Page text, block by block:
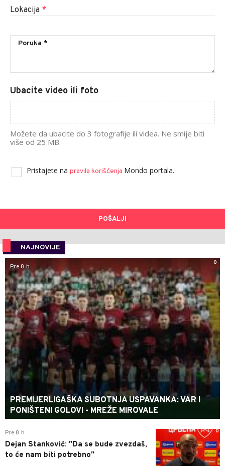
Lokacija *
Ubacite video ili foto
Možete da ubacite do 3 fotografije ili videa. Ne smije biti
više od 25 MB.
Pristajete na pravila korišćenja Mondo portala.
POŠALJI
NAJNOVIJE
0
Pre 8 h
PREMIJERLIGAŠKA SUBOTNJA USPAVANKA: VAR I
PONIŠTENI GOLOVI - MREŽE MIROVALE
0
Pre 8 h
Dejan Stanković: "Da se bude zvezdaš,
to će nam biti potrebno"